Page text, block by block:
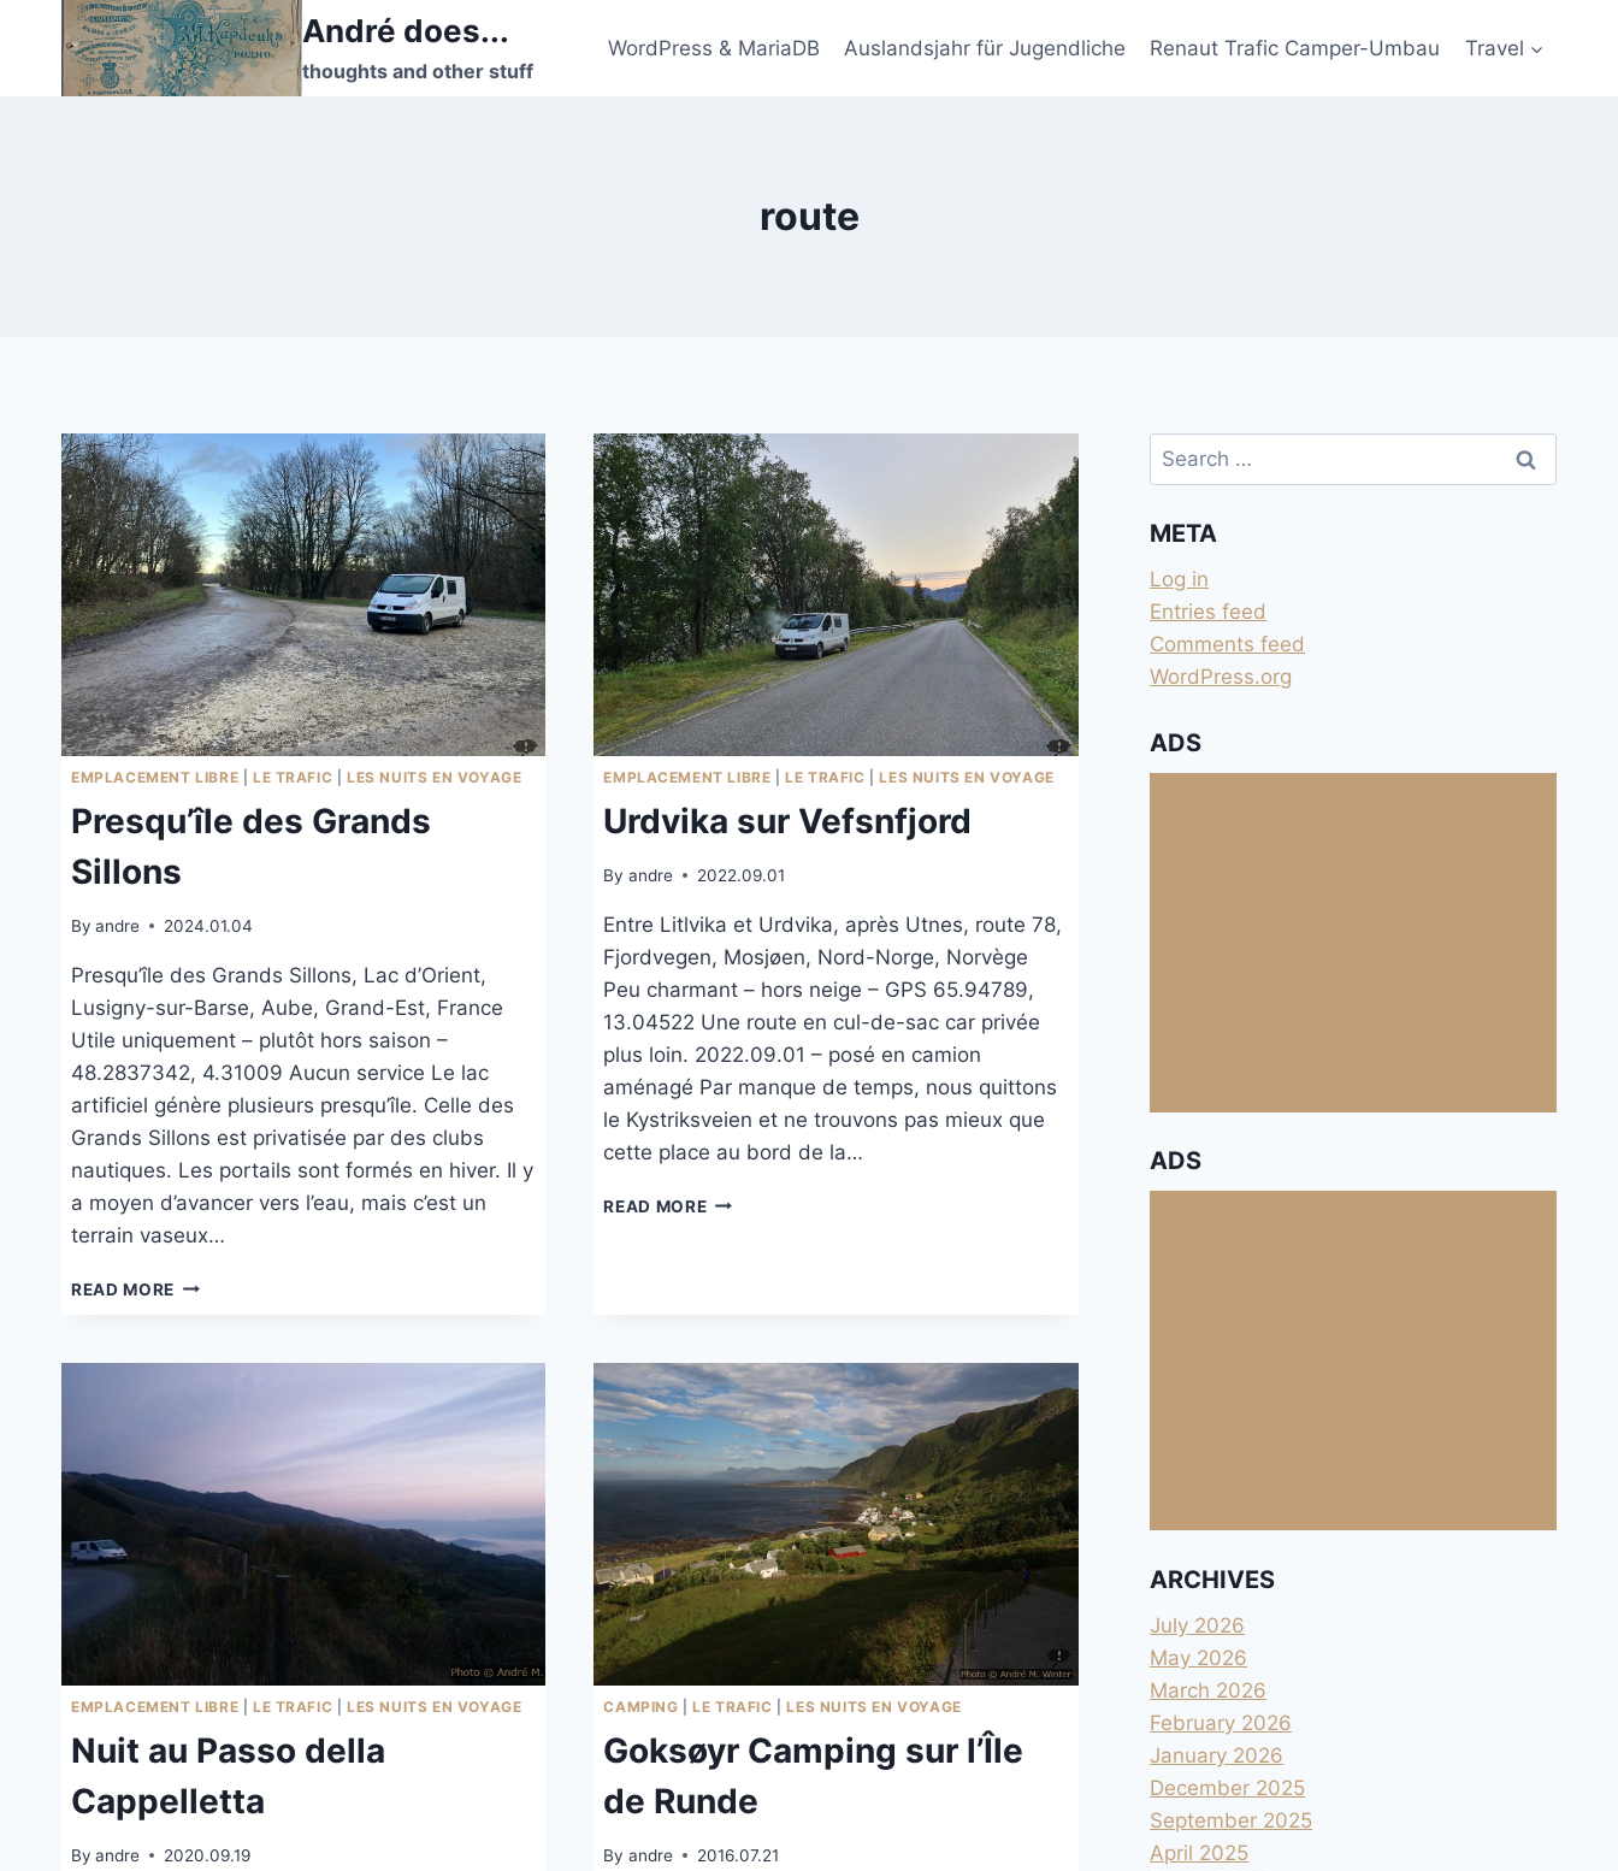
André does...
thoughts and other stuff
WordPress & MariaDB Auslandsjahr für Jugendliche Renaut Trafic Camper-Umbau Travel
route
EMPLACEMENT LIBRE LE TRAFIC |LES NUITS EN VOYAGE
Presqu’île des Grands
Sillons
By andre 2024.01.04
Presqu’île des Grands Sillons, Lac d’Orient,
Lusigny-sur-Barse, Aube, Grand-Est, France
Utile uniquement – plutôt hors saison –
48.2837342, 4.31009 Aucun service Le lac
artificiel génère plusieurs presqu’île. Celle des
Grands Sillons est privatisée par des clubs
nautiques. Les portails sont formés en hiver. Il y
a moyen d’avancer vers l’eau, mais c’est un
terrain vaseux…
READ MORE PRESQU’ÎLE
SILLONS
EMPLACEMENT LIBRE |LE TRAFIC |LES NUITS EN VOYAGE
Urdvika sur Vefsnfjord
By andre 2022.09.01
Entre Litlvika et Urdvika, après Utnes, route 78,
Fjordvegen, Mosjøen, Nord-Norge, Norvège
Peu charmant – hors neige – GPS 65.94789,
13.04522 Une route en cul-de-sac car privée
plus loin. 2022.09.01 – posé en camion
aménagé Par manque de temps, nous quittons
le Kystriksveien et ne trouvons pas mieux que
cette place au bord de la…
READ MOREURDVIKA
EMPLACEMENT LIBRE LE TRAFIC |LES NUITS EN VOYAGE
Nuit au Passo della
Cappelletta
By andre 2020.09.19
CAMPING |LE TRAFIC |LES NUITS EN VOYAGE
Goksøyr Camping sur l’Île
de Runde
By andre 2016.07.21
Search
for:
META
Log in
Entries feed
Comments feed
WordPress.org
ADS
ADS
ARCHIVES
July 2026
May 2026
March 2026
February 2026
January 2026
December 2025
September 2025
April 2025